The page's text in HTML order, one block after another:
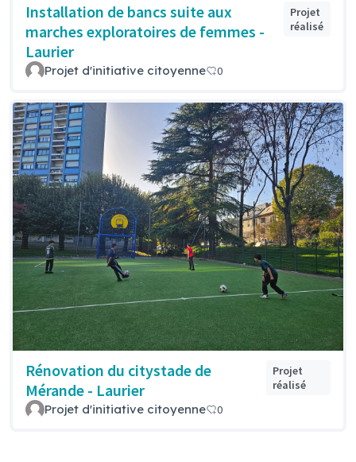
Installation de bancs suite aux
marches exploratoires de femmes -
Laurier
Projet
réalisé
Projet d'initiative citoyenne 0
Rénovation du citystade de
Mérande - Laurier
Projet
réalisé
Projet d'initiative citoyenne 0